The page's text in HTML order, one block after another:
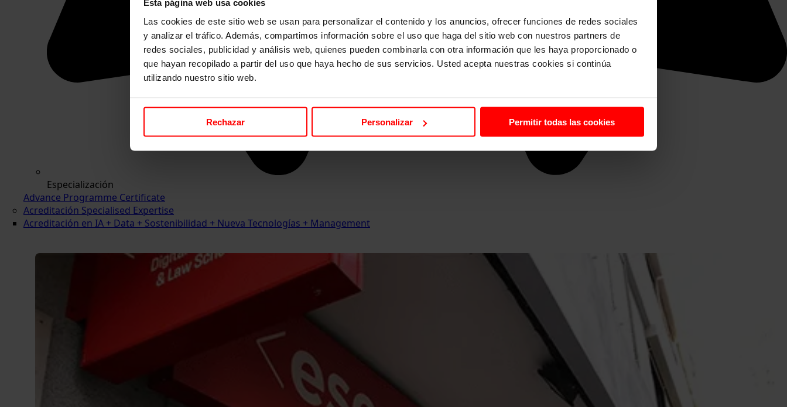
Esta página web usa cookies
Las cookies de este sitio web se usan para personalizar el contenido y los anuncios, ofrecer funciones de redes sociales
y analizar el tráfico. Además, compartimos información sobre el uso que haga del sitio web con nuestros partners de
redes sociales, publicidad y análisis web, quienes pueden combinarla con otra información que les haya proporcionado o
que hayan recopilado a partir del uso que haya hecho de sus servicios. Usted acepta nuestras cookies si continúa
utilizando nuestro sitio web.
Rechazar Personalizar Permitir todas las cookies
Especialización
Advance Programme Certificate
Acreditación Specialised Expertise
Acreditación en IA + Data + Sostenibilidad + Nueva Tecnologías + Management